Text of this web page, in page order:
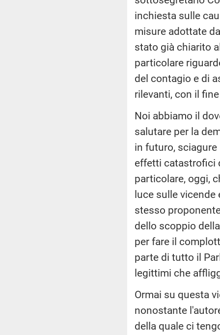
inchiesta sulle
misure adottate
stato già chiarito
particolare
del contagio e di
rilevanti, con il
Noi abbiamo il
salutare per la
in futuro, sciagure
effetti catastrofici
particolare, oggi,
luce sulle vicende
stesso
dello scoppio
per fare il
parte di tutto il
legittimi che
Ormai su questa
nonostante
della quale ci